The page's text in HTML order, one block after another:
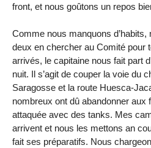
front, et nous goûtons un repos
Comme nous manquons d’habits,
deux en chercher au Comité pour
arrivés, le capitaine nous fait part
nuit. Il s’agit de couper la voie du
Saragosse et la route Huesca-
nombreux ont dû abandonner aux
attaquée avec des tanks. Mes
arrivent et nous les mettons an
fait ses préparatifs. Nous